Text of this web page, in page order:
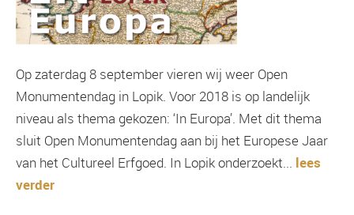
Op zaterdag 8 september vieren wij weer Open
Monumentendag in Lopik. Voor 2018 is op landelijk
niveau als thema gekozen: ‘In Europa’. Met dit thema
sluit Open Monumentendag aan bij het Europese Jaar
van het Cultureel Erfgoed. In Lopik onderzoekt... lees
verder